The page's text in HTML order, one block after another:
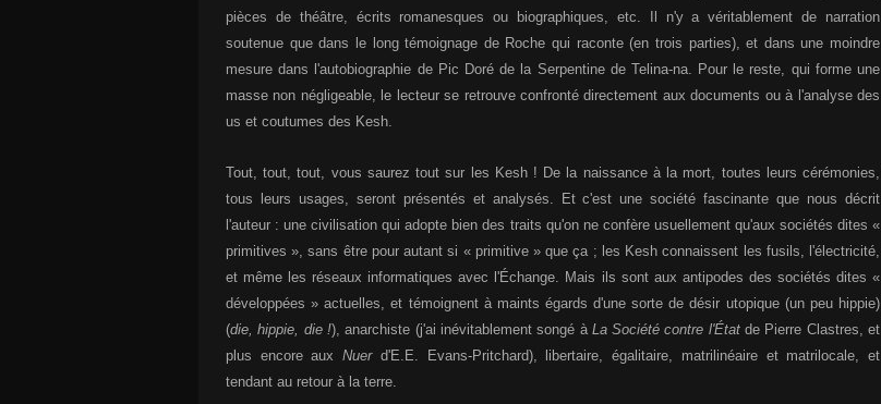
pièces de théâtre, écrits romanesques ou biographiques, etc. Il n'y a véritablement de narration
soutenue que dans le long témoignage de Roche qui raconte (en trois parties), et dans une moindre
mesure dans l'autobiographie de Pic Doré de la Serpentine de Telina-na. Pour le reste, qui forme une
masse non négligeable, le lecteur se retrouve confronté directement aux documents ou à l'analyse des
us et coutumes des Kesh.
Tout, tout, tout, vous saurez tout sur les Kesh ! De la naissance à la mort, toutes leurs cérémonies,
tous leurs usages, seront présentés et analysés. Et c'est une société fascinante que nous décrit
l'auteur : une civilisation qui adopte bien des traits qu'on ne confère usuellement qu'aux sociétés dites «
primitives », sans être pour autant si « primitive » que ça ; les Kesh connaissent les fusils, l'électricité,
et même les réseaux informatiques avec l'Échange. Mais ils sont aux antipodes des sociétés dites «
développées » actuelles, et témoignent à maints égards d'une sorte de désir utopique (un peu hippie)
(die, hippie, die !), anarchiste (j'ai inévitablement songé à La Société contre l'État de Pierre Clastres, et
plus encore aux
Nuer d'E.E. Evans-Pritchard), libertaire, égalitaire, matrilinéaire et matrilocale, et
tendant au retour à la terre.